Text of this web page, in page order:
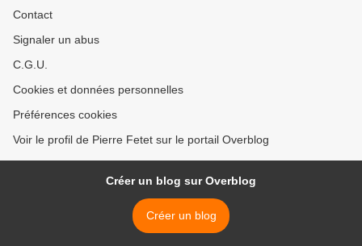
Contact
Signaler un abus
C.G.U.
Cookies et données personnelles
Préférences cookies
Voir le profil de Pierre Fetet sur le portail Overblog
Créer un blog sur Overblog
Créer un blog